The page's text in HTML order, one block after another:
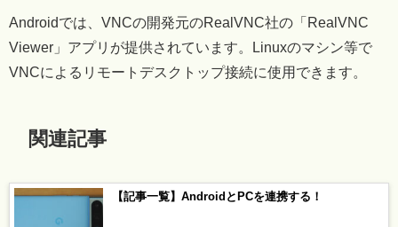
Androidでは、VNCの開発元のRealVNC社の「RealVNC
Viewer」アプリが提供されています。Linuxのマシン等で
VNCによるリモートデスクトップ接続に使用できます。
関連記事
【記事一覧】AndroidとPCを連携する！